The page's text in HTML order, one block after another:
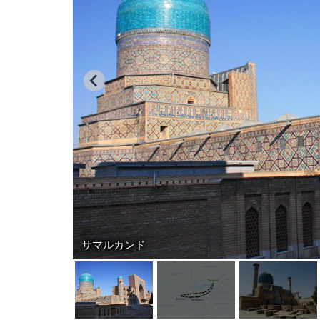
サマルカンド